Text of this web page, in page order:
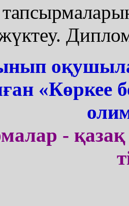
«Көркее
- қазақ